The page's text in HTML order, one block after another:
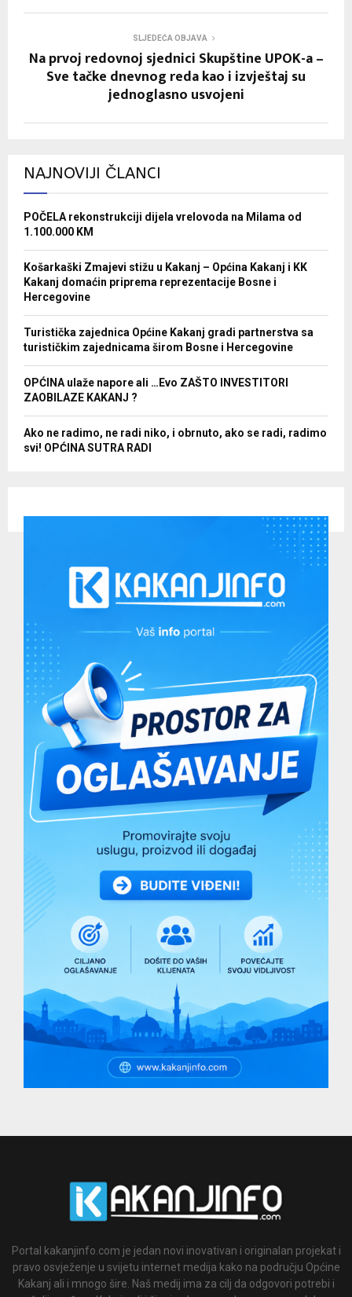
SLJEDEĆA OBJAVA
Na prvoj redovnoj sjednici Skupštine UPOK-a –
Sve tačke dnevnog reda kao i izvještaj su
jednoglasno usvojeni
NAJNOVIJI ČLANCI
POČELA rekonstrukciji dijela vrelovoda na Milama od
1.100.000 KM
Košarkaški Zmajevi stižu u Kakanj – Općina Kakanj i KK
Kakanj domaćin priprema reprezentacije Bosne i
Hercegovine
Turistička zajednica Općine Kakanj gradi partnerstva sa
turističkim zajednicama širom Bosne i Hercegovine
OPĆINA ulaže napore ali …Evo ZAŠTO INVESTITORI
ZAOBILAZE KAKANJ ?
Ako ne radimo, ne radi niko, i obrnuto, ako se radi, radimo
svi! OPĆINA SUTRA RADI
Portal kakanjinfo.com je jedan novi inovativan i originalan projekat i
pravo osvježenje u svijetu internet medija kako na području Općine
Kakanj ali i mnogo šire. Naš medij ima za cilj da odgovori potrebi i